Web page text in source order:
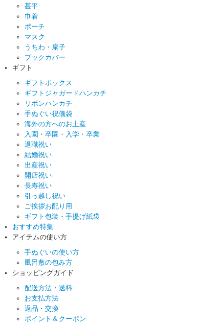
甚平
巾着
ポーチ
マスク
うちわ・扇子
ブックカバー
ギフト
ギフトボックス
ギフトジャガードハンカチ
リボンハンカチ
手ぬぐい祝儀袋
海外の方へのお土産
入園・卒園・入学・卒業
退職祝い
結婚祝い
出産祝い
開店祝い
長寿祝い
引っ越し祝い
ご挨拶お配り用
ギフト包装・手提げ紙袋
おすすめ特集
アイテムの使い方
手ぬぐいの使い方
風呂敷の包み方
ショッピングガイド
配送方法・送料
お支払方法
返品・交換
ポイント＆クーポン